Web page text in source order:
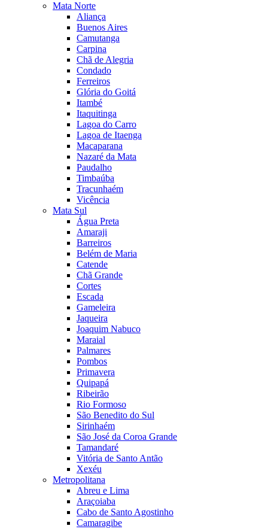
Mata Norte
Aliança
Buenos Aires
Camutanga
Carpina
Chã de Alegria
Condado
Ferreiros
Glória do Goitá
Itambé
Itaquitinga
Lagoa do Carro
Lagoa de Itaenga
Macaparana
Nazaré da Mata
Paudalho
Timbaúba
Tracunhaém
Vicência
Mata Sul
Água Preta
Amaraji
Barreiros
Belém de Maria
Catende
Chã Grande
Cortes
Escada
Gameleira
Jaqueira
Joaquim Nabuco
Maraial
Palmares
Pombos
Primavera
Quipapá
Ribeirão
Rio Formoso
São Benedito do Sul
Sirinhaém
São José da Coroa Grande
Tamandaré
Vitória de Santo Antão
Xexéu
Metropolitana
Abreu e Lima
Araçoiaba
Cabo de Santo Agostinho
Camaragibe